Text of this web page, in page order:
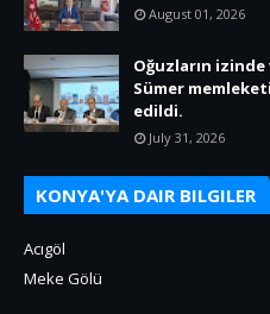
August 01, 2026
Oğuzların
Sümer
edildi.
July 31, 2026
KONYA'YA DAIR BILGILER
Acıgöl
Meke Gölü